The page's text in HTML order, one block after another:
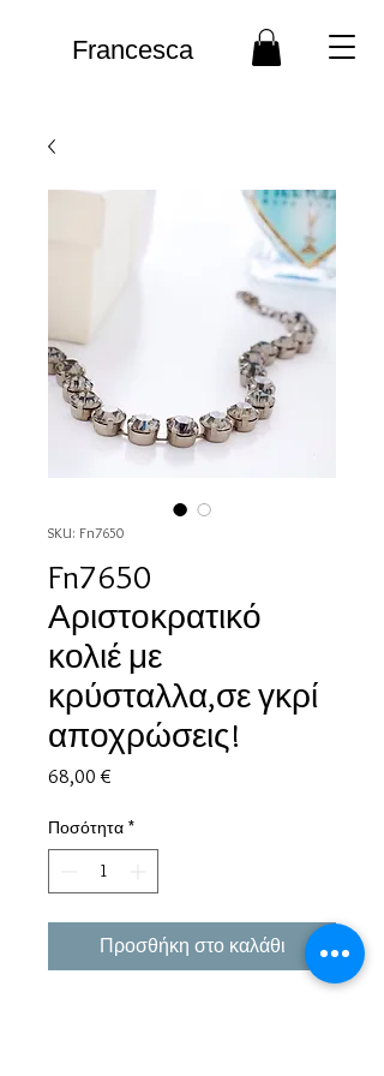
Francesca
SKU: Fn7650
Fn7650
Αριστοκρατικό
κολιέ με
κρύσταλλα,σε γκρί
αποχρώσεις!
68,00 €
Ποσότητα *
Προσθήκη στο καλάθι